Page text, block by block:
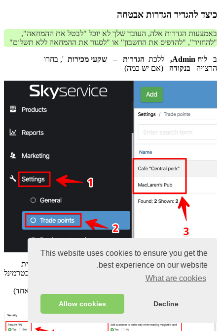
This website uses cookies to ensure you get the
best experience on our website.
What are cookies
Decline
Allow cookies
כיצד להגדיר הגדרות אבטחה
באמצעות הגדרות אלה, העובד שלך לא יוכל "לבטל את ההמחאה",
"להחזיר", "להדפיס את החשבון" או "לסגור את ההמחאה ללא תשלום"
ב לוח Admin, ללכת הגדרות – שקעי מכירות ', בחרו
הרצויה בנקודה (אם יש כמה)
בחר אם אתה זקוק לבקשתקוד PIN
בעת הכניסה לתוכנית
עם התצורה "כן " – התוכנית לא מציגה את חלון הלקוח בטרמינל
הקופה
(אל תספר לאף אחד)
שמור